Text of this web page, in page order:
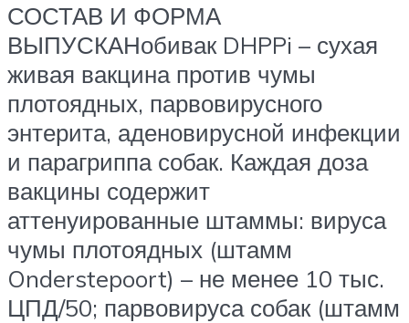
СОСТАВ И ФОРМА
ВЫПУСКАНобивак DHPPi – сухая
живая вакцина против чумы
плотоядных, парвовирусного
энтерита, аденовирусной инфекции
и парагриппа собак. Каждая доза
вакцины содержит
аттенуированные штаммы: вируса
чумы плотоядных (штамм
Onderstepoort) – не менее 10 тыс.
ЦПД/50; парвовируса собак (штамм